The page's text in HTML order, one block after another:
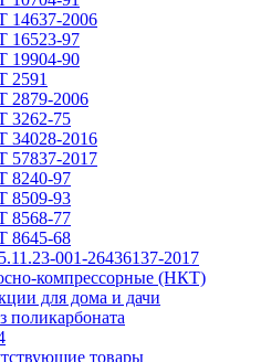
14637-2006
16523-97
19904-90
2591
2879-2006
3262-75
34028-2016
57837-2017
8240-97
8509-93
8568-77
8645-68
001-26436137-2017
компрессорные (НКТ)
для дома и дачи
поликарбоната
товары